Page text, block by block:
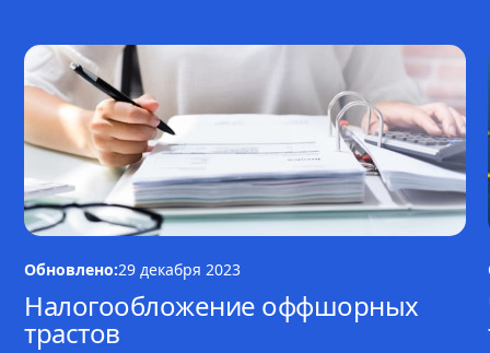
Обновлено:29 декабря 2023
Налогообложение оффшорных
трастов